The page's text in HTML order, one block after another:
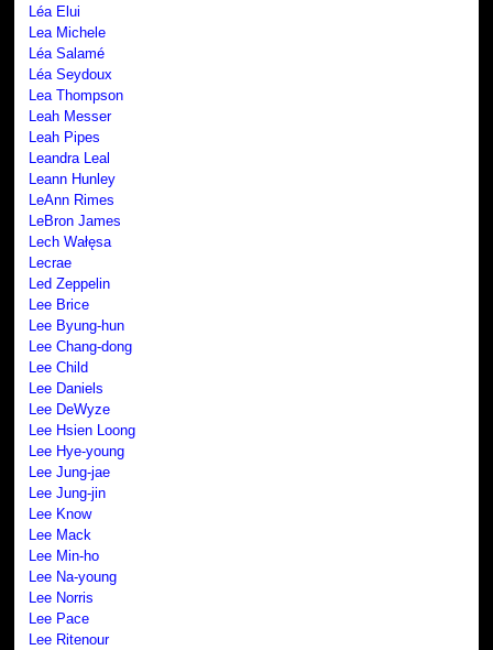
Léa Elui
Lea Michele
Léa Salamé
Léa Seydoux
Lea Thompson
Leah Messer
Leah Pipes
Leandra Leal
Leann Hunley
LeAnn Rimes
LeBron James
Lech Wałęsa
Lecrae
Led Zeppelin
Lee Brice
Lee Byung-hun
Lee Chang-dong
Lee Child
Lee Daniels
Lee DeWyze
Lee Hsien Loong
Lee Hye-young
Lee Jung-jae
Lee Jung-jin
Lee Know
Lee Mack
Lee Min-ho
Lee Na-young
Lee Norris
Lee Pace
Lee Ritenour